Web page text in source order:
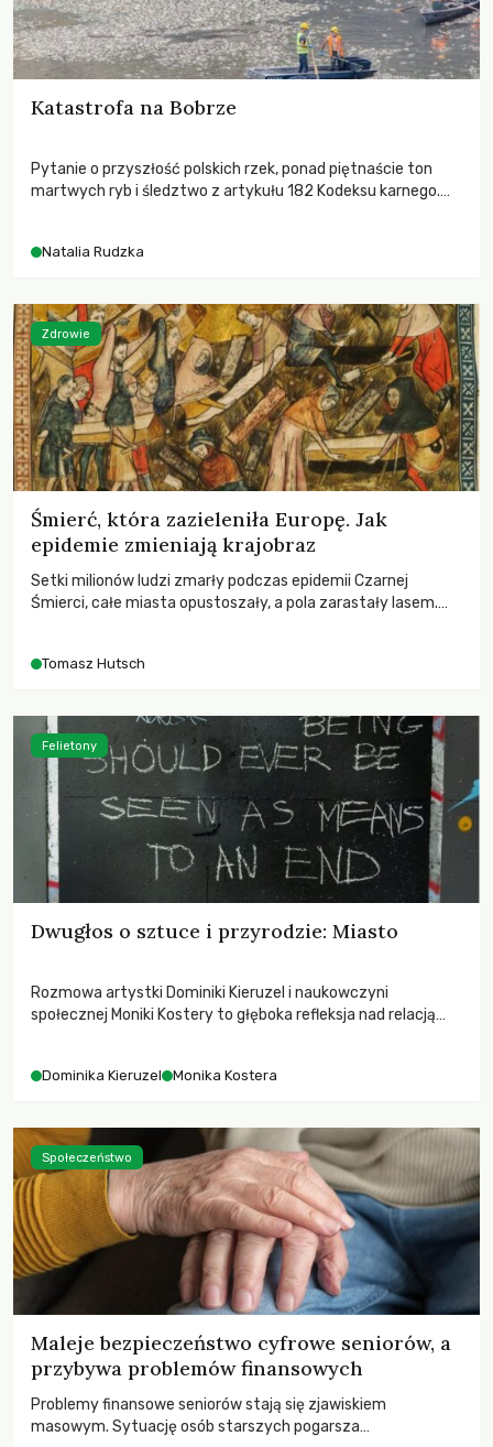
Katastrofa na Bobrze
Pytanie o przyszłość polskich rzek, ponad piętnaście ton
martwych ryb i śledztwo z artykułu 182 Kodeksu karnego.
zdarzeń prowadzących do biologicznej śmierci rzeki.
Natalia Rudzka
Śmierć, która zazieleniła Europę. Jak
epidemie zmieniają krajobraz
Setki milionów ludzi zmarły podczas epidemii Czarnej
Śmierci, całe miasta opustoszały, a pola zarastały lasem.
największych katastrof w swoich dziejach.
Tomasz Hutsch
Zdrowie
Dwugłos o sztuce i przyrodzie: Miasto
Rozmowa artystki Dominiki Kieruzel i naukowczyni
społecznej Moniki Kostery to głęboka refleksja nad relacją
Dominika Kieruzel Monika Kostera
Felietony
Maleje bezpieczeństwo cyfrowe seniorów, a
przybywa problemów finansowych
Problemy finansowe seniorów stają się zjawiskiem
masowym. Sytuację osób starszych pogarsza
Społeczeństwo